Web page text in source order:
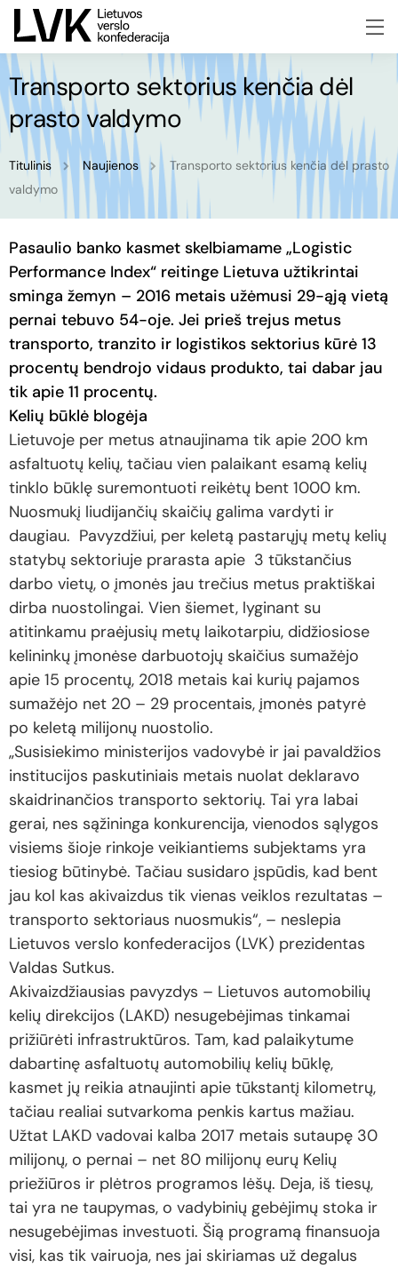
Transporto sektorius kenčia dėl
prasto valdymo
Titulinis Naujienos
Transporto sektorius kenčia dėl prasto
valdymo
Pasaulio banko kasmet skelbiamame „Logistic
Performance Index“ reitinge Lietuva užtikrintai
sminga žemyn – 2016 metais užėmusi 29-ąją vietą
pernai tebuvo 54-oje. Jei prieš trejus metus
transporto, tranzito ir logistikos sektorius kūrė 13
procentų bendrojo vidaus produkto, tai dabar jau
tik apie 11 procentų.
Kelių būklė blogėja
Lietuvoje per metus atnaujinama tik apie 200 km
asfaltuotų kelių, tačiau vien palaikant esamą kelių
tinklo būklę suremontuoti reikėtų bent 1000 km.
Nuosmukį liudijančių skaičių galima vardyti ir
daugiau. Pavyzdžiui, per keletą pastarųjų metų kelių
statybų sektoriuje prarasta apie 3 tūkstančius
darbo vietų, o įmonės jau trečius metus praktiškai
dirba nuostolingai. Vien šiemet, lyginant su
atitinkamu praėjusių metų laikotarpiu, didžiosiose
kelininkų įmonėse darbuotojų skaičius sumažėjo
apie 15 procentų, 2018 metais kai kurių pajamos
sumažėjo net 20 – 29 procentais, įmonės patyrė
po keletą milijonų nuostolio.
„Susisiekimo ministerijos vadovybė ir jai pavaldžios
institucijos paskutiniais metais nuolat deklaravo
skaidrinančios transporto sektorių. Tai yra labai
gerai, nes sąžininga konkurencija, vienodos sąlygos
visiems šioje rinkoje veikiantiems subjektams yra
tiesiog būtinybė. Tačiau susidaro įspūdis, kad bent
jau kol kas akivaizdus tik vienas veiklos rezultatas –
transporto sektoriaus nuosmukis“, – neslepia
Lietuvos verslo konfederacijos (LVK) prezidentas
Valdas Sutkus.
Akivaizdžiausias pavyzdys – Lietuvos automobilių
kelių direkcijos (LAKD) nesugebėjimas tinkamai
prižiūrėti infrastruktūros. Tam, kad palaikytume
dabartinę asfaltuotų automobilių kelių būklę,
kasmet jų reikia atnaujinti apie tūkstantį kilometrų,
tačiau realiai sutvarkoma penkis kartus mažiau.
Užtat LAKD vadovai kalba 2017 metais sutaupę 30
milijonų, o pernai – net 80 milijonų eurų Kelių
priežiūros ir plėtros programos lėšų. Deja, iš tiesų,
tai yra ne taupymas, o vadybinių gebėjimų stoka ir
nesugebėjimas investuoti. Šią programą finansuoja
visi, kas tik vairuoja, nes jai skiriamas už degalus